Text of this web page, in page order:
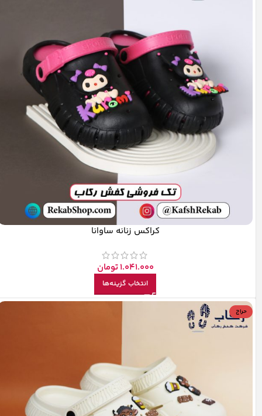
کراکس زنانه ساوانا
1.041.000تومان
انتخاب گزینه‌ها
حراج